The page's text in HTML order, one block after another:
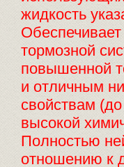
жидкость
тормозной
повышенной
и отличным
свойствам
высокой
Полностью
отношению к